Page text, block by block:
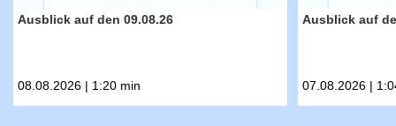
Ausblick auf den 09.08.26
08.08.2026 | 1:20 min
Ausblick auf
07.08.2026 |